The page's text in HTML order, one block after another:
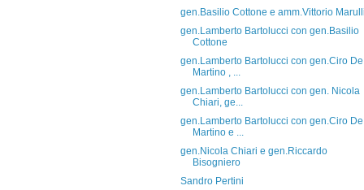
gen.Basilio Cottone e amm.Vittorio Marulli
gen.Lamberto Bartolucci con gen.Basilio
Cottone
gen.Lamberto Bartolucci con gen.Ciro De
Martino , ...
gen.Lamberto Bartolucci con gen. Nicola
Chiari, ge...
gen.Lamberto Bartolucci con gen.Ciro De
Martino e ...
gen.Nicola Chiari e gen.Riccardo
Bisogniero
Sandro Pertini